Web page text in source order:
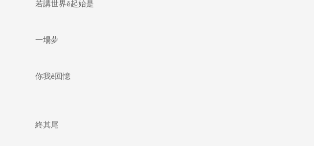
若講世界ê起始是
一場夢
你我ê回憶
終其尾